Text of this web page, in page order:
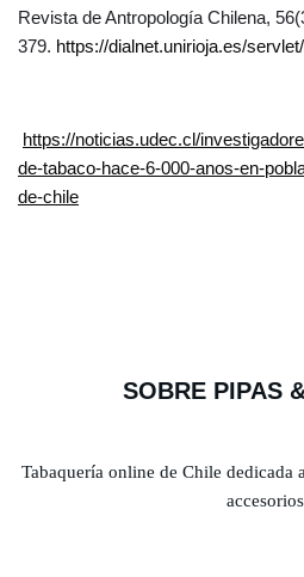
Revista de Antropología Chilena,
379. https://dialnet.unirioja.es/
https://noticias.udec.cl/
de-tabaco-hace-6-000-anos-en-
de-chile
SOBRE PIPAS
Tabaquería online de Chile dedicada